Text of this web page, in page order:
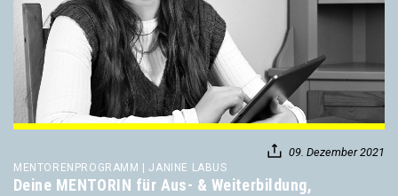
09. Dezember 2021
MENTORENPROGRAMM | JANINE LABUS
Deine MENTORIN für Aus- & Weiterbildung,